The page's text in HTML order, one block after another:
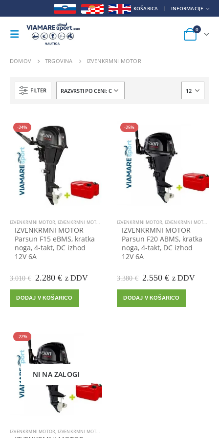
KOŠARICA INFORMACIJE
0
DOMOV TRGOVINA IZVENKRMNI MOTOR
FILTER
-24%
IZVENKRMNI MOTOR, IZVENKRMNI MOTORJI
IZVENKRMNI MOTOR
Parsun F15 eBMS, kratka
noga, 4-takt, DC izhod
12V 6A
3.010€ Prvotna
je
2.280€Trenutna
je:
z DDV
DODAJ V KOŠARICO
-25%
IZVENKRMNI MOTOR, IZVENKRMNI MOTORJI
IZVENKRMNI MOTOR
Parsun F20 ABMS, kratka
noga, 4-takt, DC izhod
12V 6A
3.380€ Prvotna
je
2.550€Trenutna
je:
z DDV
DODAJ V KOŠARICO
-22%
NI NA ZALOGI
IZVENKRMNI MOTOR, IZVENKRMNI MOTORJI